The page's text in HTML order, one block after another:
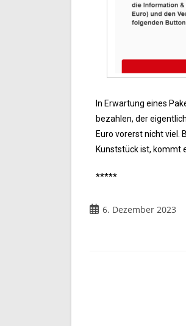
In Erwartung eines
bezahlen, der
Euro vorerst nicht viel.
Kunststück ist, kommt
*****
6. Dezember 2023